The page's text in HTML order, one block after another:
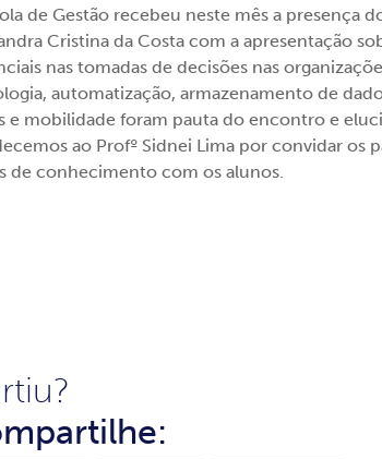
de Gestão recebeu neste mês a presença
Cristina da Costa com a apresentação
nas tomadas de decisões nas
automatização, armazenamento de
e mobilidade foram pauta do encontro e
ao Profº Sidnei Lima por convidar os
de conhecimento com os alunos.